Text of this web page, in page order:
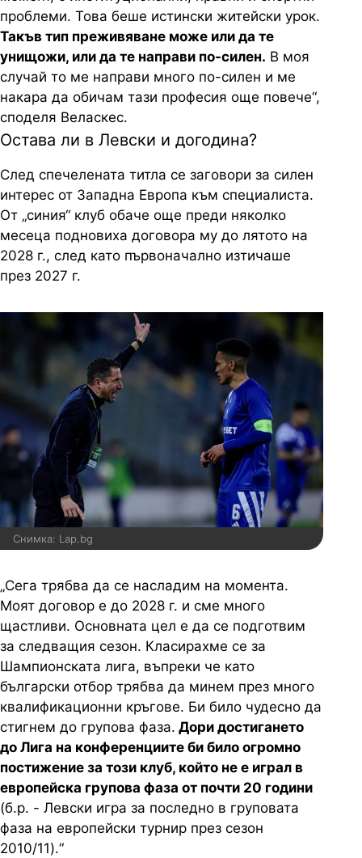
проблеми. Това беше истински житейски урок.
Такъв тип преживяване може или да те
унищожи, или да те направи по-силен. В моя
случай то ме направи много по-силен и ме
накара да обичам тази професия още повече“,
споделя Веласкес.
Остава ли в Левски и догодина?
След спечелената титла се заговори за силен
интерес от Западна Европа към специалиста.
От „синия“ клуб обаче още преди няколко
месеца подновиха договора му до лятото на
2028 г., след като първоначално изтичаше
през 2027 г.
Снимка: Lap.bg
„Сега трябва да се насладим на момента.
Моят договор е до 2028 г. и сме много
щастливи. Основната цел е да се подготвим
за следващия сезон. Класирахме се за
Шампионската лига, въпреки че като
български отбор трябва да минем през много
квалификационни кръгове. Би било чудесно да
стигнем до групова фаза. Дори достигането
до Лига на конференциите би било огромно
постижение за този клуб, който не е играл в
европейска групова фаза от почти 20 години
(б.р. - Левски игра за последно в груповата
фаза на европейски турнир през сезон
2010/11).“